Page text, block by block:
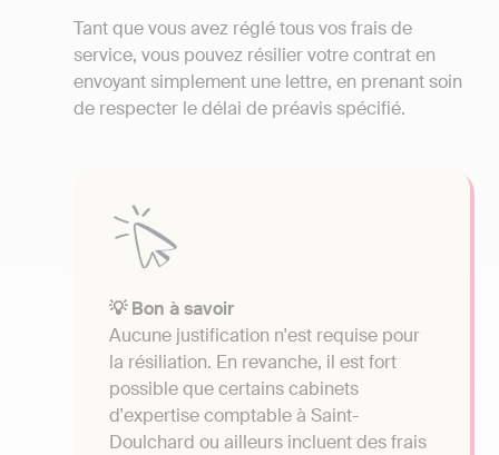
Tant que vous avez réglé tous vos frais de
service, vous pouvez résilier votre contrat en
envoyant simplement une lettre, en prenant soin
de respecter le délai de préavis spécifié.
💡 Bon à savoir
Aucune justification n'est requise pour
la résiliation. En revanche, il est fort
possible que certains cabinets
d'expertise comptable à Saint-
Doulchard ou ailleurs incluent des frais